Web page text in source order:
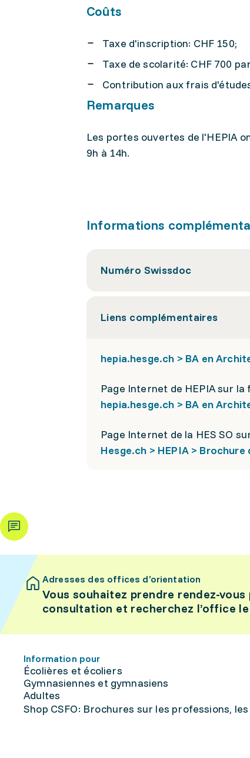
Coûts
Taxe d'inscription: CHF 150;
Taxe de scolarité: CHF 700
Contribution aux frais
Remarques
Les portes ouvertes de l'HEPIA
9h à 14h.
Informations
Numéro Swissdoc
Liens complémentaires
hepia.hesge.ch > BA en
Page Internet de HEPIA sur la
hepia.hesge.ch > BA en
Page Internet de la HES SO
Hesge.ch > HEPIA > Brochure
Adresses des offices d’orientation
Vous souhaitez prendre rendez-vous
consultation et recherchez l’office
Information pour
Écolières et écoliers
Gymnasiennes et gymnasiens
Adultes
Shop CSFO: Brochures sur les professions,